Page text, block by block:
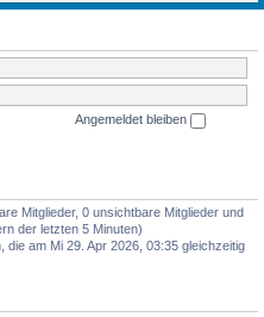
Angemeldet bleiben
Mitglieder, 0 unsichtbare Mitglieder und
der letzten 5 Minuten)
die am Mi 29. Apr 2026, 03:35 gleichzeitig